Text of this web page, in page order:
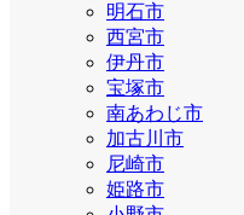
明石市
西宮市
伊丹市
宝塚市
南あわじ市
加古川市
尼崎市
姫路市